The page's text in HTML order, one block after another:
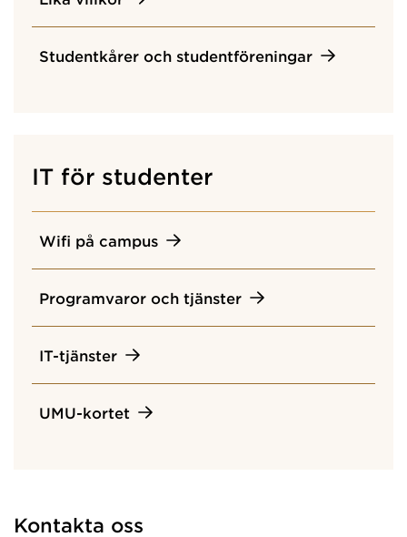
Studentkårer och studentföreningar
IT för studenter
Wifi på campus
Programvaror och tjänster
IT-tjänster
UMU-kortet
Kontakta oss